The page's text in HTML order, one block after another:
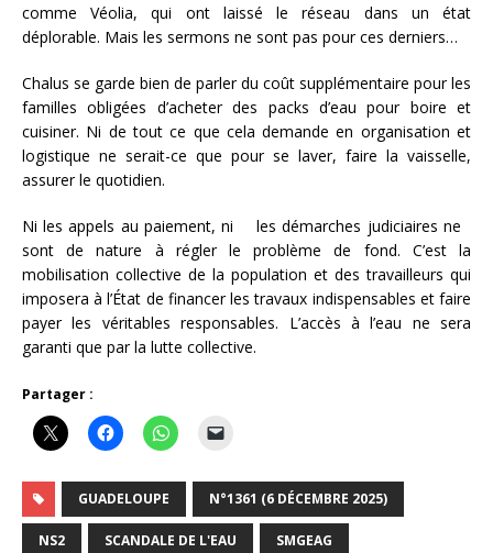
comme Véolia, qui ont laissé le réseau dans un état
déplorable. Mais les sermons ne sont pas pour ces derniers…
Chalus se garde bien de parler du coût supplémentaire pour les
familles obligées d’acheter des packs d’eau pour boire et
cuisiner. Ni de tout ce que cela demande en organisation et
logistique ne serait-ce que pour se laver, faire la vaisselle,
assurer le quotidien.
Ni les appels au paiement, ni les démarches judiciaires ne
sont de nature à régler le problème de fond. C’est la
mobilisation collective de la population et des travailleurs qui
imposera à l’État de financer les travaux indispensables et faire
payer les véritables responsables. L’accès à l’eau ne sera
garanti que par la lutte collective.
Partager :
GUADELOUPE N°1361 (6 DÉCEMBRE 2025)
NS2 SCANDALE DE L'EAU SMGEAG